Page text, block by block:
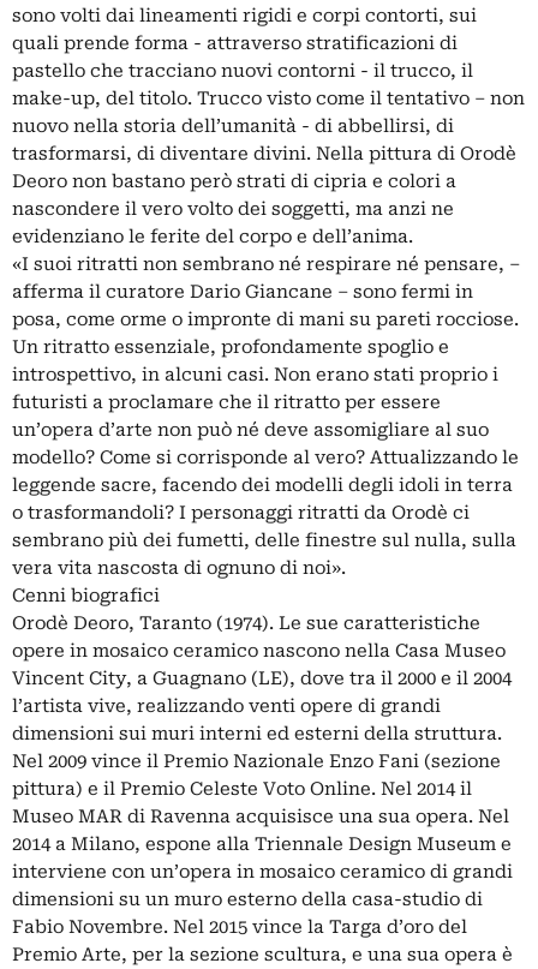
sono volti dai lineamenti rigidi e corpi contorti, sui
quali prende forma - attraverso stratificazioni di
pastello che tracciano nuovi contorni - il trucco, il
make-up, del titolo. Trucco visto come il tentativo – non
nuovo nella storia dell’umanità - di abbellirsi, di
trasformarsi, di diventare divini. Nella pittura di Orodè
Deoro non bastano però strati di cipria e colori a
nascondere il vero volto dei soggetti, ma anzi ne
evidenziano le ferite del corpo e dell’anima.
«I suoi ritratti non sembrano né respirare né pensare, –
afferma il curatore Dario Giancane – sono fermi in
posa, come orme o impronte di mani su pareti rocciose.
Un ritratto essenziale, profondamente spoglio e
introspettivo, in alcuni casi. Non erano stati proprio i
futuristi a proclamare che il ritratto per essere
un’opera d’arte non può né deve assomigliare al suo
modello? Come si corrisponde al vero? Attualizzando le
leggende sacre, facendo dei modelli degli idoli in terra
o trasformandoli? I personaggi ritratti da Orodè ci
sembrano più dei fumetti, delle finestre sul nulla, sulla
vera vita nascosta di ognuno di noi».
Cenni biografici
Orodè Deoro, Taranto (1974). Le sue caratteristiche
opere in mosaico ceramico nascono nella Casa Museo
Vincent City, a Guagnano (LE), dove tra il 2000 e il 2004
l’artista vive, realizzando venti opere di grandi
dimensioni sui muri interni ed esterni della struttura.
Nel 2009 vince il Premio Nazionale Enzo Fani (sezione
pittura) e il Premio Celeste Voto Online. Nel 2014 il
Museo MAR di Ravenna acquisisce una sua opera. Nel
2014 a Milano, espone alla Triennale Design Museum e
interviene con un’opera in mosaico ceramico di grandi
dimensioni su un muro esterno della casa-studio di
Fabio Novembre. Nel 2015 vince la Targa d’oro del
Premio Arte, per la sezione scultura, e una sua opera è